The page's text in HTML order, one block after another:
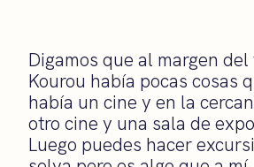
Digamos que al margen
Kourou había pocas cosas
había un cine y en la
otro cine y una sala de
Luego puedes hacer